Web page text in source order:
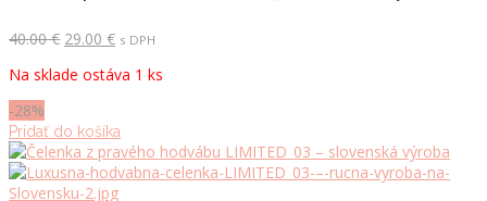
40.00€ Pôvodná
bola:
29.00 €Aktuálna
je:
s DPH
Na sklade ostáva 1 ks
-28%
Pridať do košíka